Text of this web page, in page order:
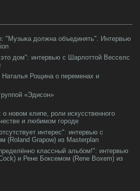
"Музыка должна объединять". Интервью
дом": интервью с Шарлоттой Весселс
Наталья Рощина о переменах и
«Эдисон»
о новом клипе, роли искусственного
и любимом городе
интерес": интервью с
(Roland Grapow) из Masterplan
классный альбом!": интервью
и Рене Боксемом (Rene Boxem) из